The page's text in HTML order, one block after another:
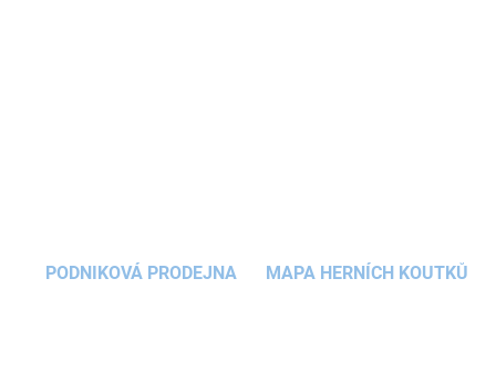
PODNIKOVÁ PRODEJNA MAPA HERNÍCH KOUTKŮ